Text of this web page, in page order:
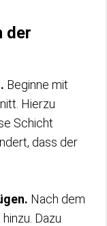
der
Beginne mit
Hierzu
Schicht
dass der
Nach dem
Dazu